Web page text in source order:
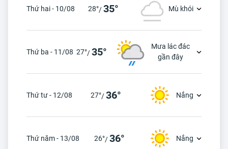
Thứ hai - 10/08 28°/35° Mù khói
Thứ ba - 11/08 27°/35°
Mưa lác đác
gần đây
Thứ tư - 12/08 27°/36° Nắng
Thứ năm - 13/08 26°/36° Nắng